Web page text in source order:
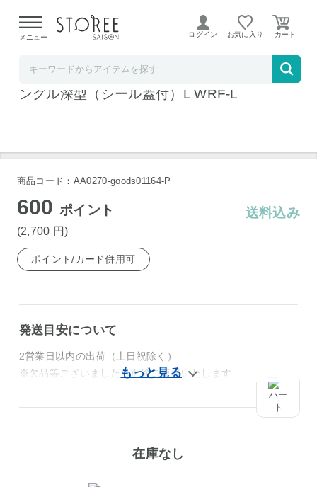
よる配送遅延が発生しております。
メニュー ログイン お気に入り
野田琺瑯 保存容器 ホワイトシリーズ レクタ
ングル深型（シール蓋付）L WRF-L
商品コード：AA0270-goods01164-P
600ポイント
(2,700 円)
送料込み
ポイント/カード併用可
発送目安について
2営業日以内の出荷（土日祝除く）
※欠品等ございましたら別途ご連絡いたします
在庫なし